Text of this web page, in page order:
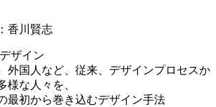
香川賢志
ザイン
外国人など、従来、デザインプロセスか
様な人々を、
最初から巻き込むデザイン手法